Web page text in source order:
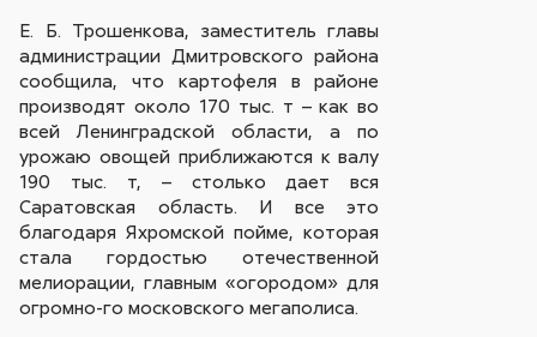
Е. Б. Трошенкова, заместитель главы
администрации Дмитровского района
сообщила, что картофеля в районе
производят около 170 тыс. т – как во
всей Ленинградской области, а по
урожаю овощей приближаются к валу
190 тыс. т, – столько дает вся
Саратовская область. И все это
благодаря Яхромской пойме, которая
стала гордостью отечественной
мелиорации, главным «огородом» для
огромно-го московского мегаполиса.